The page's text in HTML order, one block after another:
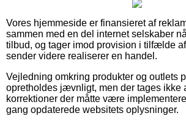
Vores hjemmeside er finansieret af
sammen med en del internet selskaber
tilbud, og tager imod provision i tilfælde
sender videre realiserer en handel.
Vejledning omkring produkter og outlets
opretholdes jævnligt, men der tages ikke
korrektioner der måtte være
gang opdaterede websitets oplysninger.